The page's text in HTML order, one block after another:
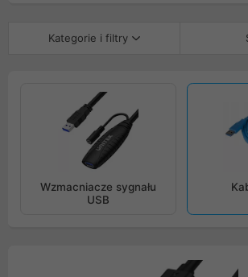
złączy i adaptera, długości, AWG,
Kategorie i filtry
Wzmacniacze sygnału
USB